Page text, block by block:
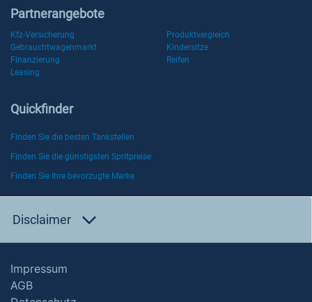
Partnerangebote
Kfz-Versicherung
Produktvergleich
Gebrauchtwagenmarkt
Kindersitze
Finanzierung
Reifen
Leasing
Quickfinder
Finden Sie die besten Tankstellen
Finden Sie die günstigsten Spritpreise
Finden Sie Ihre bevorzugte Marke
Disclaimer
Impressum
AGB